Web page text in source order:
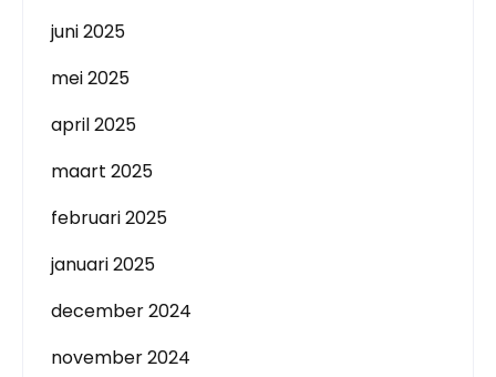
juni 2025
mei 2025
april 2025
maart 2025
februari 2025
januari 2025
december 2024
november 2024